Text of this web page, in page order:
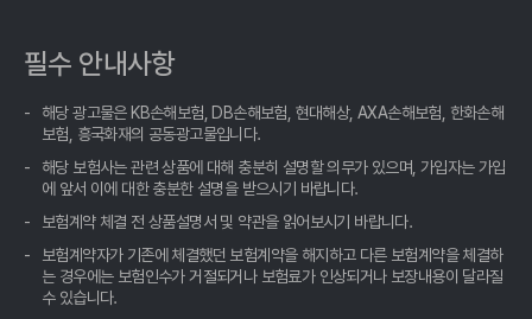
내 차 보험료, 1초 만에 나만의 맞춤 견적 확인! 똑똑하게 비교하고
득템하는 비법
자동차보험료 아끼는 꿀팁, 비교견적사이트 숨겨진 활용법 공개!
자동차보험료 비교견적? 발품 팔지 말고, 클릭 몇 번으로 끝내는 꿀
팁!
필수 안내사항
해당 광고물은 KB손해보험, DB손해보험, 현대해상, AXA손해보험, 한화손해
보험, 흥국화재의 공동광고물입니다.
해당 보험사는 관련 상품에 대해 충분히 설명할 의무가 있으며, 가입자는 가입
에 앞서 이에 대한 충분한 설명을 받으시기 바랍니다.
보험계약 체결 전 상품설명서 및 약관을 읽어보시기 바랍니다.
보험계약자가 기존에 체결했던 보험계약을 해지하고 다른 보험계약을 체결하
는 경우에는 보험인수가 거절되거나 보험료가 인상되거나 보장내용이 달라질
수 있습니다.